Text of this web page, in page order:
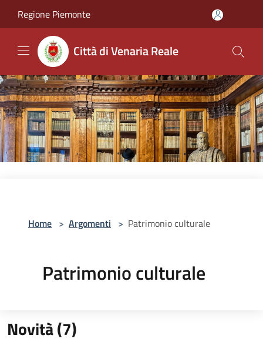
Regione Piemonte
Città di Venaria Reale
Home > Argomenti > Patrimonio culturale
Patrimonio culturale
Novità (7)